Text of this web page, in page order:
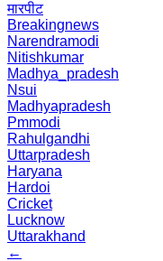
मारपीट
Breakingnews
Narendramodi
Nitishkumar
Madhya_pradesh
Nsui
Madhyapradesh
Pmmodi
Rahulgandhi
Uttarpradesh
Haryana
Hardoi
Cricket
Lucknow
Uttarakhand
←